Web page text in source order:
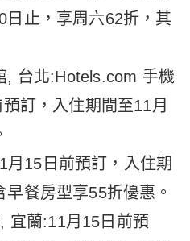
日止，享周六62折，其
, 台北:Hotels.com 手機
訂，入住期間至11月
15日前預訂，入住期
餐房型享55折優惠。
宜蘭:11月15日前預